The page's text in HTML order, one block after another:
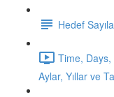
Hedef
Time,
Aylar, Yıllar ve